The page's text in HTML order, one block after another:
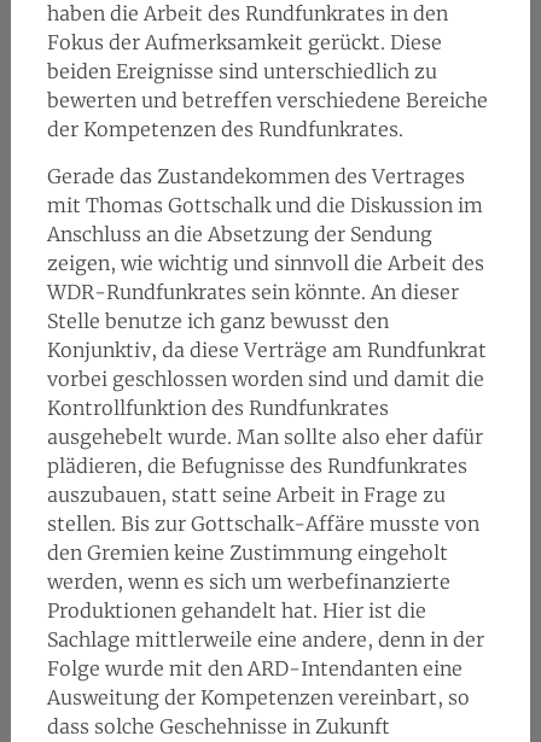
haben die Arbeit des Rundfunkrates in den
Fokus der Aufmerksamkeit gerückt. Diese
beiden Ereignisse sind unterschiedlich zu
bewerten und betreffen verschiedene Bereiche
der Kompetenzen des Rundfunkrates.
Gerade das Zustandekommen des Vertrages
mit Thomas Gottschalk und die Diskussion im
Anschluss an die Absetzung der Sendung
zeigen, wie wichtig und sinnvoll die Arbeit des
WDR-Rundfunkrates sein könnte. An dieser
Stelle benutze ich ganz bewusst den
Konjunktiv, da diese Verträge am Rundfunkrat
vorbei geschlossen worden sind und damit die
Kontrollfunktion des Rundfunkrates
ausgehebelt wurde. Man sollte also eher dafür
plädieren, die Befugnisse des Rundfunkrates
auszubauen, statt seine Arbeit in Frage zu
stellen. Bis zur Gottschalk-Affäre musste von
den Gremien keine Zustimmung eingeholt
werden, wenn es sich um werbefinanzierte
Produktionen gehandelt hat. Hier ist die
Sachlage mittlerweile eine andere, denn in der
Folge wurde mit den ARD-Intendanten eine
Ausweitung der Kompetenzen vereinbart, so
dass solche Geschehnisse in Zukunft